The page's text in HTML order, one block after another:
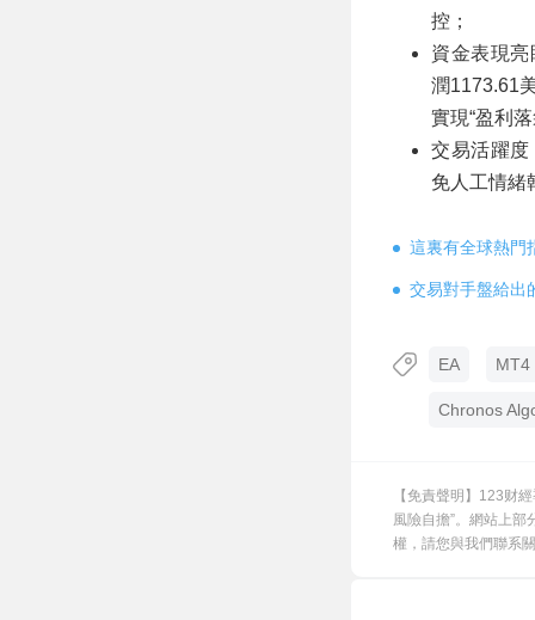
控；
資金表現
潤1173.61
實現“盈利落
交易活躍度
免人工情緒
這裏有全球熱門
交易對手盤給出
EA MT4
Chronos
【免責聲明】123财
風險自擔”。網站上
權，請您與我們聯系